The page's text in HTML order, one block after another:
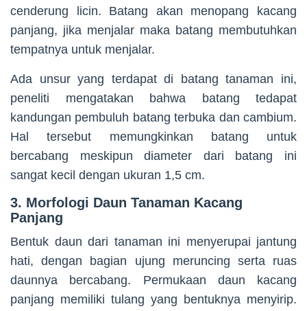
cenderung licin. Batang akan menopang kacang
panjang, jika menjalar maka batang membutuhkan
tempatnya untuk menjalar.
Ada unsur yang terdapat di batang tanaman ini,
peneliti mengatakan bahwa batang tedapat
kandungan pembuluh batang terbuka dan cambium.
Hal tersebut memungkinkan batang untuk
bercabang meskipun diameter dari batang ini
sangat kecil dengan ukuran 1,5 cm.
3. Morfologi Daun Tanaman Kacang
Panjang
Bentuk daun dari tanaman ini menyerupai jantung
hati, dengan bagian ujung meruncing serta ruas
daunnya bercabang. Permukaan daun kacang
panjang memiliki tulang yang bentuknya menyirip.